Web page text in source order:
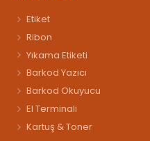
Etiket
Ribon
Yıkama Etiketi
Barkod Yazıcı
Barkod Okuyucu
El Terminali
Kartuş & Toner